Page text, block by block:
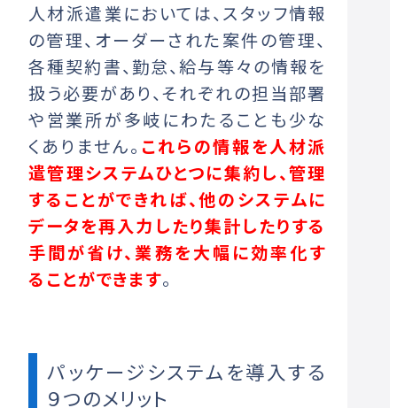
人材派遣業においては、スタッフ情報
の管理、オーダーされた案件の管理、
各種契約書、勤怠、給与等々の情報を
扱う必要があり、それぞれの担当部署
や営業所が多岐にわたることも少な
くありません。 これらの情報を人材派
遣管理システムひとつに集約し、管理
することができれば、他のシステムに
データを再入力したり集計したりする
手間が省け、業務を大幅に効率化す
ることができます。
パッケージシステムを導入する
９つのメリット